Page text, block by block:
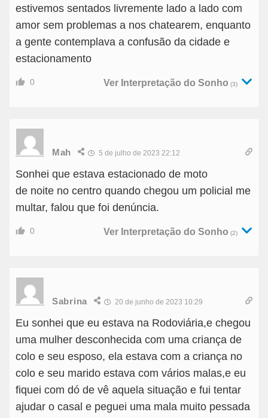
estivemos sentados livremente lado a lado com
amor sem problemas a nos chatearem, enquanto
a gente contemplava a confusão da cidade e
estacionamento
0 Ver Interpretação do Sonho (3)
Mah 5 de julho de 2023 22:12
Sonhei que estava estacionado de moto
de noite no centro quando chegou um policial me
multar, falou que foi denúncia.
0 Ver Interpretação do Sonho (2)
Sabrina 20 de junho de 2023 10:29
Eu sonhei que eu estava na Rodoviária,e chegou
uma mulher desconhecida com uma criança de
colo e seu esposo, ela estava com a criança no
colo e seu marido estava com vários malas,e eu
fiquei com dó de vê aquela situação e fui tentar
ajudar o casal e peguei uma mala muito pessada